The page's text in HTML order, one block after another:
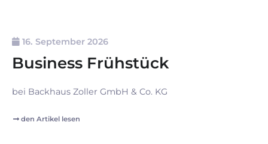
16. September 2026
Business Frühstück
bei Backhaus Zoller GmbH & Co. KG
den Artikel lesen